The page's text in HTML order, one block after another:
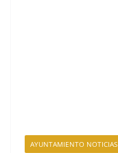
AYUNTAMIENTO NOTICIAS